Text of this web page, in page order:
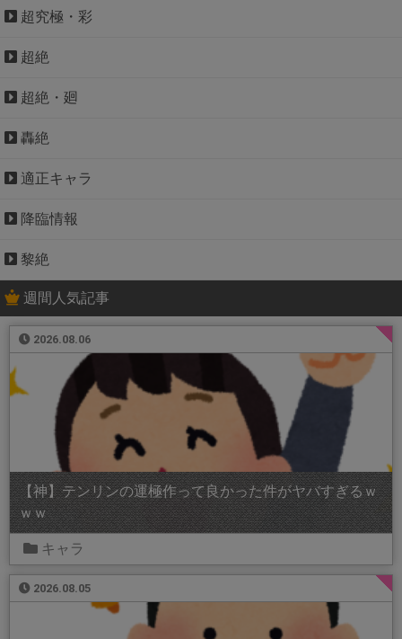
超究極・彩
超絶
超絶・廻
轟絶
適正キャラ
降臨情報
黎絶
週間人気記事
2026.08.06
【神】テンリンの運極作って良かった件がヤバすぎるｗ
ｗｗ
キャラ
2026.08.05